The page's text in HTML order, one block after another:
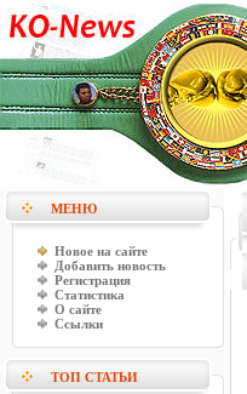
МЕНЮ
Новое на сайте
Добавить новость
Регистрация
Статистика
О сайте
Ссылки
ТОП СТАТЬИ